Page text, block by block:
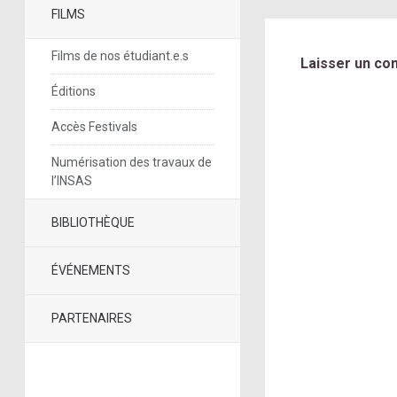
FILMS
Films de nos étudiant.e.s
Éditions
Accès Festivals
Numérisation des travaux de
l’INSAS
BIBLIOTHÈQUE
ÉVÉNEMENTS
PARTENAIRES
Laisser un